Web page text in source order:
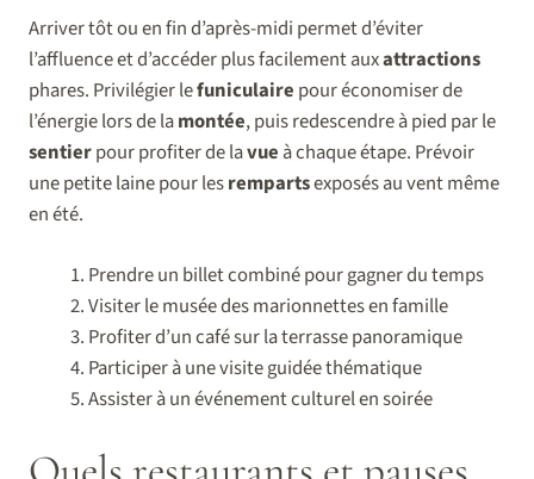
Arriver tôt ou en fin d’après-midi permet d’éviter
l’affluence et d’accéder plus facilement auxattractions
phares. Privilégier lefuniculaire pour économiser de
l’énergie lors de lamontée, puis redescendre à pied par le
sentierpour profiter de lavue à chaque étape. Prévoir
une petite laine pour lesrempartsexposés au vent même
en été.
Prendre un billet combiné pour gagner du temps
Visiter le musée des marionnettes en famille
Profiter d’un café sur la terrasse panoramique
Participer à une visite guidée thématique
Assister à un événement culturel en soirée